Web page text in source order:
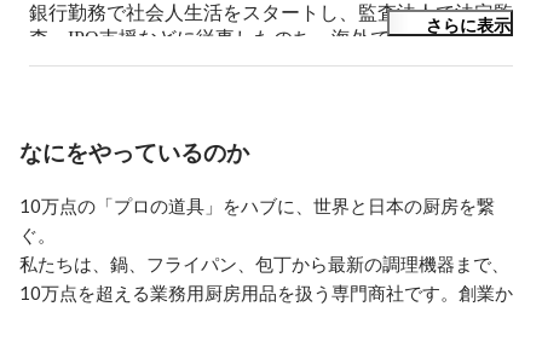
銀行勤務で社会人生活をスタートし、監査法人で法定監
査、IPO支援などに従事したのち、海外で1年間の充電
期間を経て、2008年より家業である岸保産業で勤務。
ビジョナリー・カンパニーにあるフレーズで「時を告げ
るのではなく、時計を作る」というものがありますが、
く会社にしていくことを目指しています。
さらに表示
なにをやっているのか
10万点の「プロの道具」をハブに、世界と日本の厨房を繋
ぐ。
私たちは、鍋、フライパン、包丁から最新の調理機器まで、
10万点を超える業務用厨房用品を扱う専門商社です。創業か